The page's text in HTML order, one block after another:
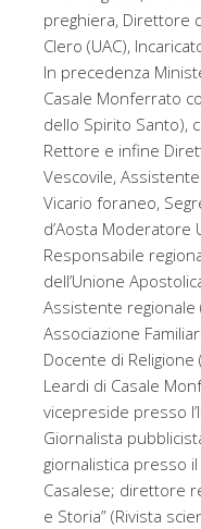
preghiera, Direttore
Clero (UAC),
In precedenza
Casale Monferrato
dello Spirito Santo),
Rettore e infine
Vescovile,
Vicario foraneo,
d’Aosta Moderatore
Responsabile
dell’Unione
Assistente regionale
Associazione
Docente di Religione
Leardi di Casale
vicepreside presso
Giornalista
giornalistica presso
Casalese; direttore
e Storia” (Rivista